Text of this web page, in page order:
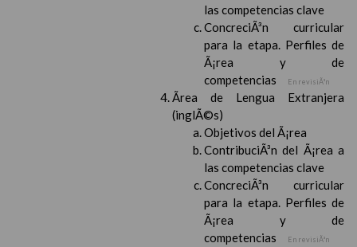
las competencias clave
ConcreciÃ³n curricular
para la etapa. Perfiles de
Ã¡rea y de
competencias
En revisiÃ³n
Ãrea de Lengua Extranjera
(inglÃ©s)
Objetivos del Ã¡rea
ContribuciÃ³n del Ã¡rea a
las competencias clave
ConcreciÃ³n curricular
para la etapa. Perfiles de
Ã¡rea y de
competencias
En revisiÃ³n